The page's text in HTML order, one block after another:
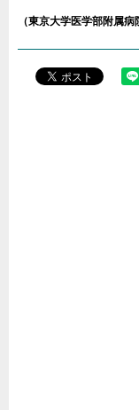
（東京大学医学部附属